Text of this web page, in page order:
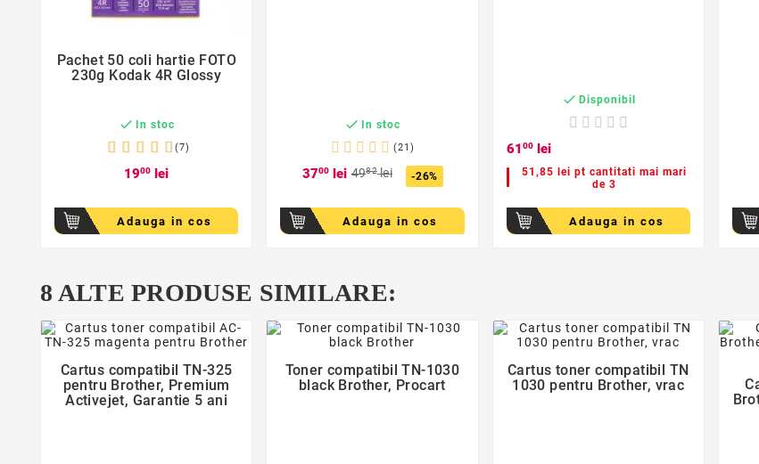

favorite_border
Pachet 50 coli hartie FOTO
230g Kodak 4R Glossy
 In stoc
(7)
1900 lei
Adauga in cos
 In stoc
(21)
3700lei 4982lei -26%
Adauga in cos
 Disponibil
6100lei
51,85 lei pt cantitati mai mari
de 3
Adauga in cos
8 ALTE PRODUSE SIMILARE:

favorite_border
Cartus compatibil TN-325
pentru Brother, Premium
Activejet, Garantie 5 ani

favorite_border
Toner compatibil TN-1030
black Brother, Procart

favorite_border
Cartus toner compatibil TN
1030 pentru Brother, vrac